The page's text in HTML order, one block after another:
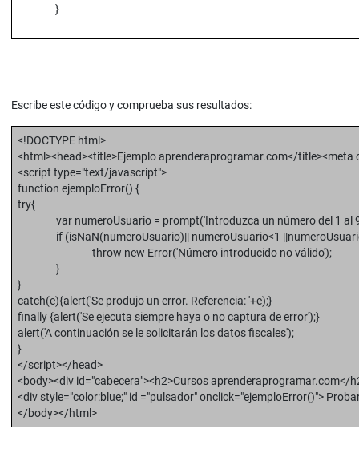
}
Escribe este código y comprueba sus resultados:
<!DOCTYPE html>
<html><head><title>Ejemplo aprenderaprogramar.com</title><meta
<script type="text/javascript">
function ejemploError() {
try{
var numeroUsuario = prompt('Introduzca un número del 1 al 9
if (isNaN(numeroUsuario)|| numeroUsuario<1
throw new Error('Número introducido no válido');
}
}
catch(e){alert('Se produjo un error. Referencia: '+e);}
finally {alert('Se ejecuta siempre haya o no captura de error');}
alert('A continuación se le solicitarán los datos fiscales');
}
</script></head>
<body><div id="cabecera"><h2>Cursos aprenderaprogramar.com</
<div style="color:blue;" id ="pulsador" onclick="ejemploError()">
</body></html>